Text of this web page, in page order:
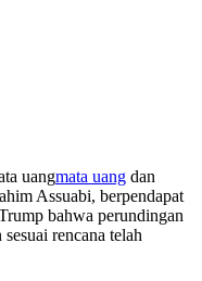
uangmata uang dan
Assuabi, berpendapat
bahwa perundingan
rencana telah